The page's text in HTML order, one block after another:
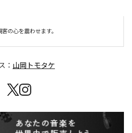
の心を震わせます。
： 山岡トモタケ